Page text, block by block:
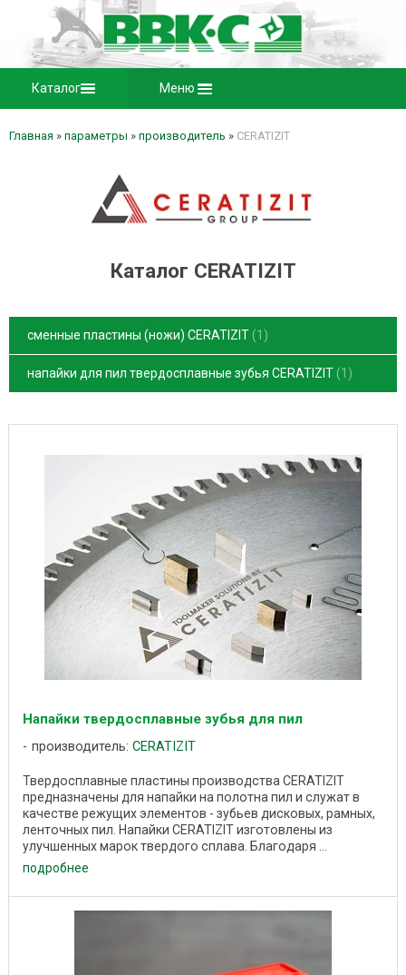
Каталог Меню
Главная » параметры » производитель » CERATIZIT
Каталог CERATIZIT
сменные пластины (ножи) CERATIZIT 1
напайки для пил твердосплавные зубья CERATIZIT 1
Напайки твердосплавные зубья для пил
производитель: CERATIZIT
Твердосплавные пластины производства CERATIZIT
предназначены для напайки на полотна пил и служат в
качестве режущих элементов - зубьев дисковых, рамных,
ленточных пил. Напайки CERATIZIT изготовлены из
улучшенных марок твердого сплава. Благодаря ...
подробнее